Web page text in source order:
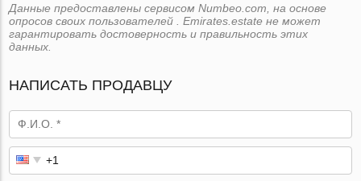
Данные предоставлены сервисом Numbeo.com, на основе
опросов своих пользователей . Emirates.estate не может
гарантировать достоверность и правильность этих
данных.
НАПИСАТЬ ПРОДАВЦУ